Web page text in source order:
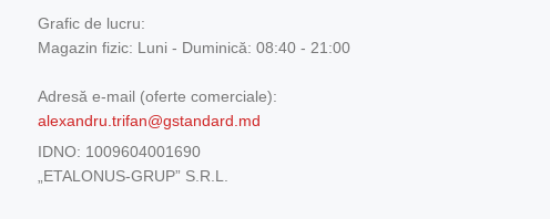
Grafic de lucru:
Magazin fizic: Luni - Duminică: 08:40 - 21:00
Adresă e-mail (oferte comerciale):
alexandru.trifan@gstandard.md
IDNO: 1009604001690
„ETALONUS-GRUP” S.R.L.